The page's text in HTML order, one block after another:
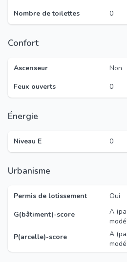
Nombre de toilettes
0
Confort
Ascenseur
Non
Feux ouverts
0
Énergie
Niveau E 0
Urbanisme
Permis de lotissement
Oui
G(bâtiment)-score
A
P(arcelle)-score
A